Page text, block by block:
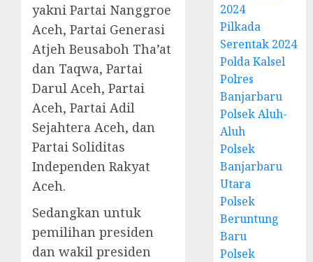
yakni Partai Nanggroe
Aceh, Partai Generasi
Atjeh Beusaboh Tha’at
dan Taqwa, Partai
Darul Aceh, Partai
Aceh, Partai Adil
Sejahtera Aceh, dan
Partai Soliditas
Independen Rakyat
Aceh.
Sedangkan untuk
pemilihan presiden
dan wakil presiden
2024
Pilkada
Serentak 2024
Polda Kalsel
Polres
Banjarbaru
Polsek Aluh-
Aluh
Polsek
Banjarbaru
Utara
Polsek
Beruntung
Baru
Polsek